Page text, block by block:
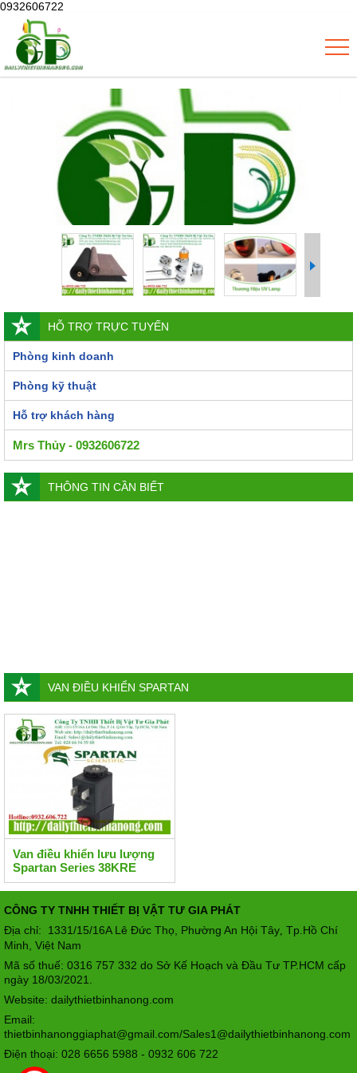
0932606722
HỖ TRỢ TRỰC TUYẾN
Phòng kinh doanh
Phòng kỹ thuật
Hỗ trợ khách hàng
Mrs Thủy - 0932606722
THÔNG TIN CẦN BIẾT
VAN ĐIỀU KHIỂN SPARTAN
Van điều khiển lưu lượng
Spartan Series 38KRE
CÔNG TY TNHH THIẾT BỊ VẬT TƯ GIA PHÁT
Địa chỉ: 1331/15/16A Lê Đức Thọ, Phường An Hội Tây Tp.Hồ Chí
Minh, Việt Nam
Mã số thuế: 0316 757 332 do Sở Kế Hoạch và Đầu Tư TP.HCM cấp
ngày 18/03/2021.
Website: dailythietbinhanong.com
Email:
thietbinhanonggiaphat@gmail.com/Sales1@dailythietbinhanong.com
Điện thoại: 028 6656 5988 - 0932 606 722